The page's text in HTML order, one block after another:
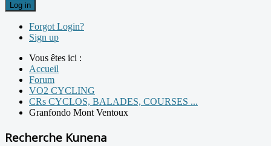
Log in
Forgot Login?
Sign up
Vous êtes ici :
Accueil
Forum
VO2 CYCLING
CRs CYCLOS, BALADES, COURSES ...
Granfondo Mont Ventoux
Recherche Kunena